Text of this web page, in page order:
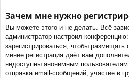
Зачем мне нужно
Вы можете этого и не делать. Всё
администратор настроил
зарегистрироваться, чтобы
менее регистрация даёт вам
недоступны анонимным
отправка email-сообщений, участие в